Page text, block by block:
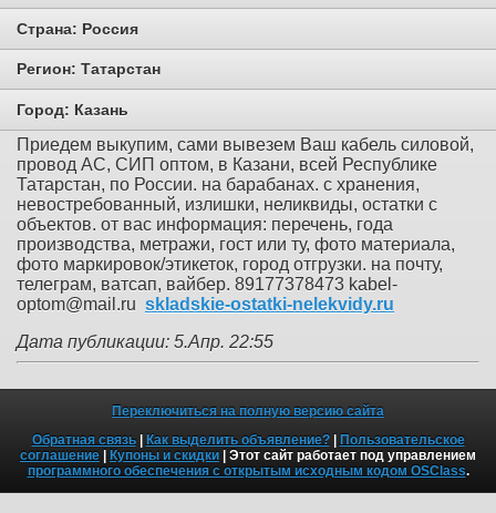
Страна: Россия
Регион: Татарстан
Город: Казань
Приедем выкупим, сами вывезем Ваш кабель силовой,
провод АС, СИП оптом, в Казани, всей Республике
Татарстан, по России. на барабанах. с хранения,
невостребованный, излишки, неликвиды, остатки с
объектов. от вас информация: перечень, года
производства, метражи, гост или ту, фото материала,
фото маркировок/этикеток, город отгрузки. на почту,
телеграм, ватсап, вайбер. 89177378473 kabel-
optom@mail.ru skladskie-ostatki-nelekvidy.ru
Дата публикации: 5.Апр. 22:55
Переключиться на полную версию сайта
Обратная связь| Как выделить объявление?| Пользовательское
соглашение | Купоны и скидки | Этот сайт работает под управлением
программного обеспечения с открытым исходным кодом OSClass.